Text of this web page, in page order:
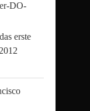
DO-
erste